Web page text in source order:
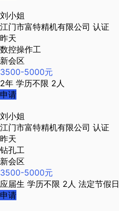
刘小姐
江门市富特精机有限公司 认证
昨天
数控操作工
新会区
3500-5000元
2年 学历不限 2人
申请
刘小姐
江门市富特精机有限公司 认证
昨天
钻孔工
新会区
3500-5000元
应届生 学历不限 2人 法定节假日
申请